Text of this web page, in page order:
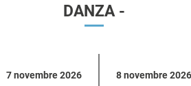
DANZA -
7 novembre 2026 8 novembre 2026